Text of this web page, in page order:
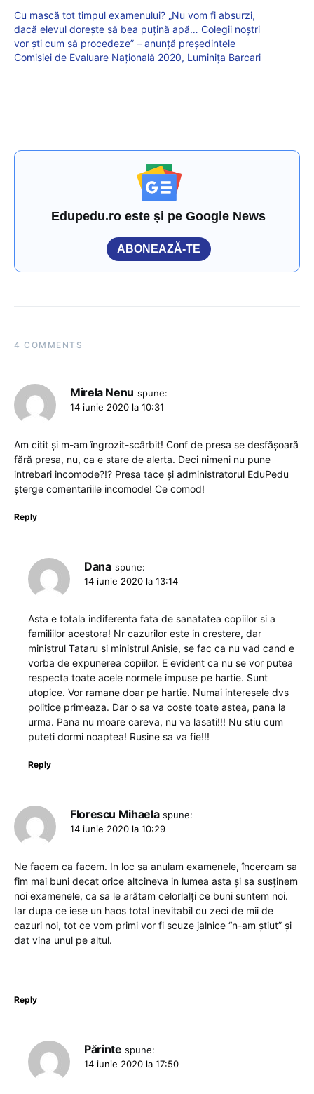
Cu mască tot timpul examenului? „Nu vom fi absurzi,
dacă elevul dorește să bea puțină apă… Colegii noștri
vor ști cum să procedeze” – anunță președintele
Comisiei de Evaluare Națională 2020, Luminița Barcari
Edupedu.ro este și pe Google News
ABONEAZĂ-TE
4 COMMENTS
Mirela Nenu spune:
14 iunie 2020 la 10:31
Am citit și m-am îngrozit-scârbit! Conf de presa se desfășoară
fără presa, nu, ca e stare de alerta. Deci nimeni nu pune
intrebari incomode?!? Presa tace și administratorul EduPedu
șterge comentariile incomode! Ce comod!
Reply
Dana spune:
14 iunie 2020 la 13:14
Asta e totala indiferenta fata de sanatatea copiilor si a
familiilor acestora! Nr cazurilor este in crestere, dar
ministrul Tataru si ministrul Anisie, se fac ca nu vad cand e
vorba de expunerea copiilor. E evident ca nu se vor putea
respecta toate acele normele impuse pe hartie. Sunt
utopice. Vor ramane doar pe hartie. Numai interesele dvs
politice primeaza. Dar o sa va coste toate astea, pana la
urma. Pana nu moare careva, nu va lasati!!! Nu stiu cum
puteti dormi noaptea! Rusine sa va fie!!!
Reply
Florescu Mihaela spune:
14 iunie 2020 la 10:29
Ne facem ca facem. In loc sa anulam examenele, încercam sa
fim mai buni decat orice altcineva in lumea asta și sa susținem
noi examenele, ca sa le arătam celorlalți ce buni suntem noi.
Iar dupa ce iese un haos total inevitabil cu zeci de mii de
cazuri noi, tot ce vom primi vor fi scuze jalnice “n-am știut” și
dat vina unul pe altul.
Reply
Părinte spune:
14 iunie 2020 la 17:50